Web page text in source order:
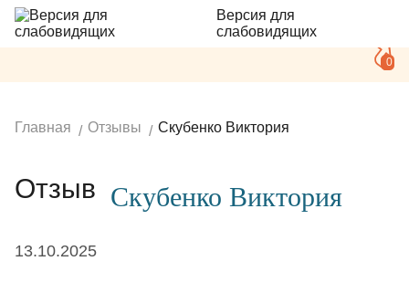
Версия для
слабовидящих
0
Главная Отзывы Скубенко Виктория
Отзыв Скубенко Виктория
13.10.2025